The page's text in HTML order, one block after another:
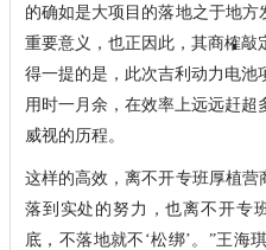
的确如是大项目的落地之于地方
重要意义，也正因此，其商榷敲
得一提的是，此次吉利动力电池
用时一月余，在效率上远远赶
威视的历程。
这样的高效，离不开专班厚植营
落到实处的努力，也离不开专
底，不落地就不‘松绑’。”王海